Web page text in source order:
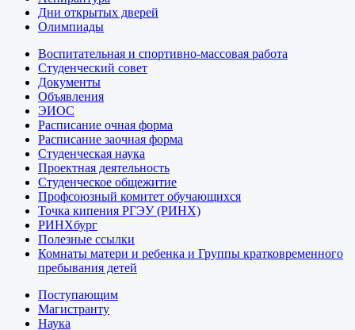
Дни открытых дверей
Олимпиады
Воспитательная и спортивно-массовая работа
Студенческий совет
Документы
Объявления
ЭИОС
Расписание очная форма
Расписание заочная форма
Студенческая наука
Проектная деятельность
Студенческое общежитие
Профсоюзный комитет обучающихся
Точка кипения РГЭУ (РИНХ)
РИНХбург
Полезные ссылки
Комнаты матери и ребенка и Группы кратковременного
пребывания детей
Поступающим
Магистранту
Наука